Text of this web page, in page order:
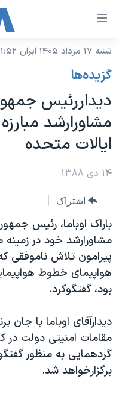
لینکهای
دسترسی
جهش
محتوای
اصلی
جهش
به
صفحه
جهش
به
جستجو
نسخه سبک وب‌سایت
موضوع ها
ایران
آمریکا
جهان
ورزشی
ویژه برنامه‌ها
ویدیوها
فرهنگ و زندگی
اقتصادی
علم و فناوری
اسرائیل در جنگ
برنامه های تلویزیونی
جدول برنامه ها
صفحه‌های ویژه
جام جهانی ۲۰۲۶
۲۵۰سالگی آمریکا
بایگانی برنامه‌های تلویزیونی
مستندها
حمله جمهوری اسلامی به
ورزش زنان در ایران
فرکانس‌های صدای آمریکا
پخش رادیویی
یادگیری زبان انگلیسی
دنبال کنید
زبانهای مختلف
شنبه ۱۷ مرداد ۱۴۰۵ ایران ۱۱:۵۲
گزيده‌ها
دیداررئیس
مشاورارشد
ایالات متحده
۱۴ دی ۱۳۸۸
اشتراک
باراک اوباما، رئیس
مشاورارشد خود در زمینه
پیرامون تلاش ناموفقی
هواپیمای خطوط
بود، گفتگوکرد.
دیدارآقای اوباما با
مقامات امنیتی دولت
گردهمایی به منظور
برگزارخواهد شد.